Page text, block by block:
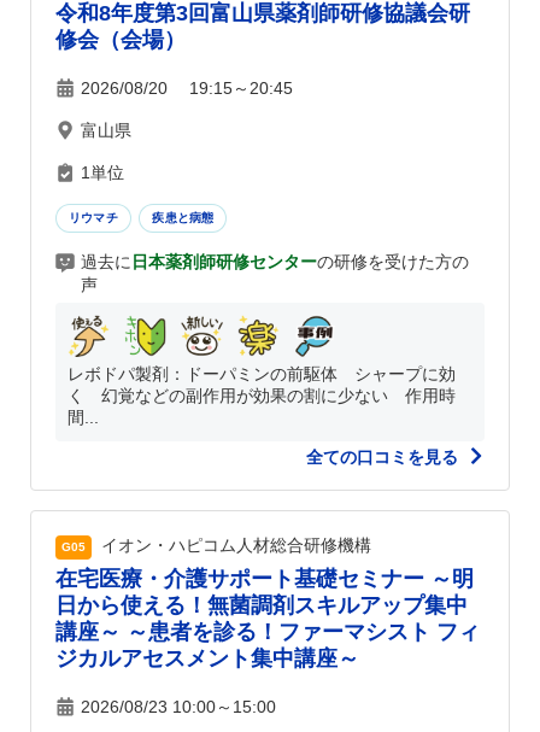
令和8年度第3回富山県薬剤師研修協議会研
修会（会場）
2026/08/20 19:15～20:45
富山県
1単位
リウマチ 疾患と病態
過去に 日本薬剤師研修センターの研修を受けた方の
声
レボドパ製剤：ドーパミンの前駆体 シャープに効
く 幻覚などの副作用が効果の割に少ない 作用時
間...
全ての口コミを見る
G05 イオン・ハピコム人材総合研修機構
在宅医療・介護サポート基礎セミナー ～明
日から使える！無菌調剤スキルアップ集中
講座～ ～患者を診る！ファーマシスト フィ
ジカルアセスメント集中講座～
2026/08/23 10:00～15:00